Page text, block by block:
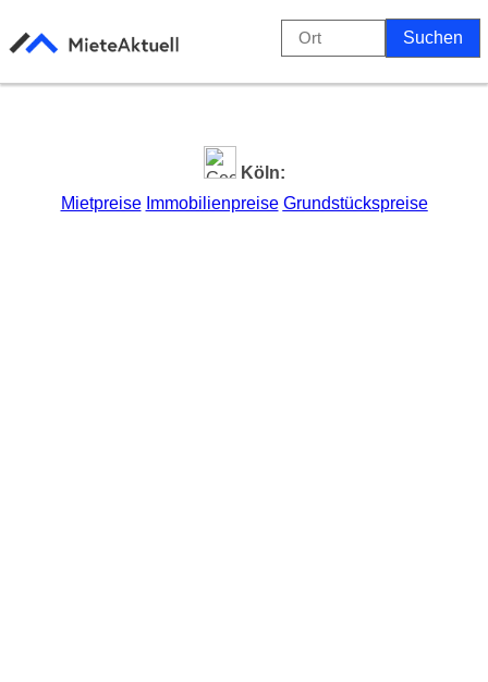
Köln:
Mietpreise Immobilienpreise Grundstückspreise